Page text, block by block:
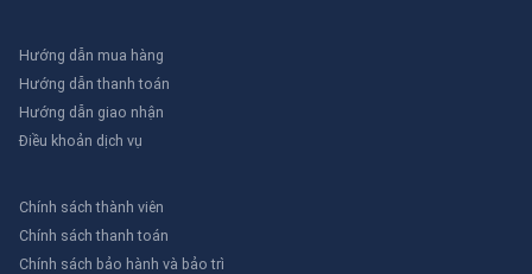
Hướng dẫn mua hàng
Hướng dẫn thanh toán
Hướng dẫn giao nhận
Điều khoản dịch vụ
Chính sách thành viên
Chính sách thanh toán
Chính sách bảo hành và bảo trì